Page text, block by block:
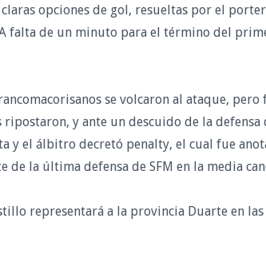
opciones de gol, resueltas por el
falta de un minuto para el término del
se volcaron al ataque,
y ante un descuido de la defensa
y el álbitro decretó penalty, el cual fue
la última defensa de SFM en la media
representará a la provincia Duarte en